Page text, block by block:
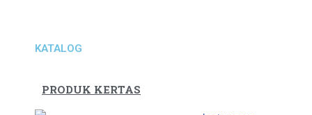
KATALOG
PRODUK KERTAS